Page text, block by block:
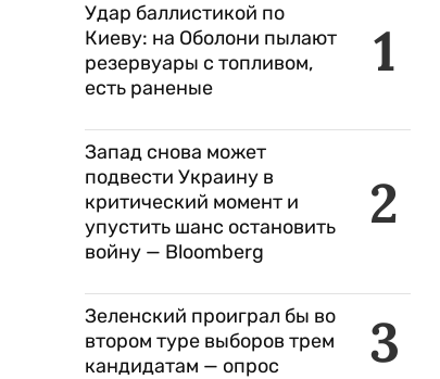
1
Удар баллистикой по
Киеву: на Оболони пылают
резервуары с топливом,
есть раненые
2
Запад снова может
подвести Украину в
критический момент и
упустить шанс остановить
войну — Bloomberg
3
Зеленский проиграл бы во
втором туре выборов трем
кандидатам — опрос